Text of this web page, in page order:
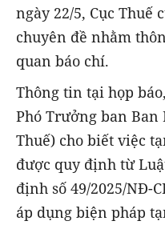
ngày 22/5, Cục Thuế
chuyên đề nhằm
quan báo chí.
Thông tin tại họp
Phó Trưởng ban Ban
Thuế) cho biết việc
được quy định từ
định số 49/2025/NĐ-
áp dụng biện pháp